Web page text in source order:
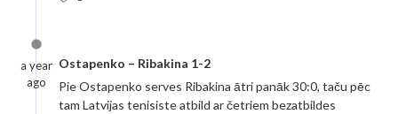
a year
ago
Ostapenko – Ribakina 1-2
Pie Ostapenko serves Ribakina ātri panāk 30:0, taču pēc
tam Latvijas tenisiste atbild ar četriem bezatbildes